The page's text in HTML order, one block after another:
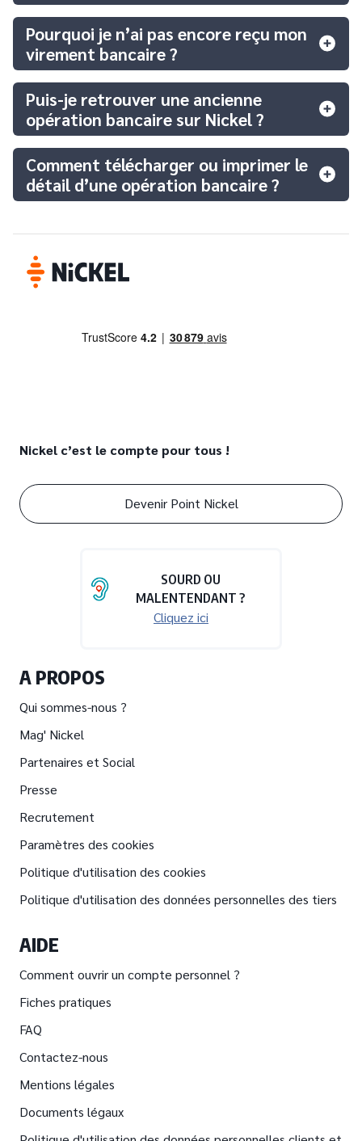
Pourquoi je n’ai pas encore reçu mon
virement bancaire ?
Puis-je retrouver une ancienne
opération bancaire sur Nickel ?
Comment télécharger ou imprimer le
détail d’une opération bancaire ?
Nickel c’est le compte pour tous !
A PROPOS
Qui sommes-nous ?
Mag' Nickel
Partenaires et Social
Presse
Recrutement
Paramètres des cookies
Politique d'utilisation des cookies
Politique d'utilisation des données personnelles des tiers
AIDE
Comment ouvrir un compte personnel ?
Fiches pratiques
FAQ
Contactez-nous
Mentions légales
Documents légaux
Devenir Point Nickel
SOURD OU
MALENTENDANT ?
Cliquez ici